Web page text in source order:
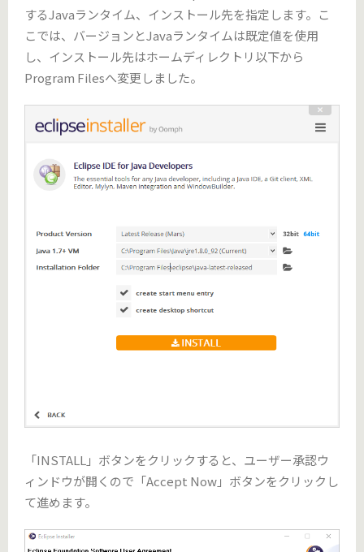
するJavaランタイム、インストール先を指定します。こ
こでは、バージョンとJavaランタイムは既定値を使用
し、インストール先はホームディレクトリ以下から
Program Filesへ変更しました。
「INSTALL」ボタンをクリックすると、ユーザー承認ウ
ィンドウが開くので「Accept Now」ボタンをクリックし
て進めます。